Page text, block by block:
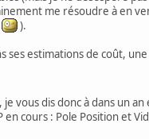
me résoudre à en
).
estimations de coût,
vous dis donc à dans un
cours : Pole Position et